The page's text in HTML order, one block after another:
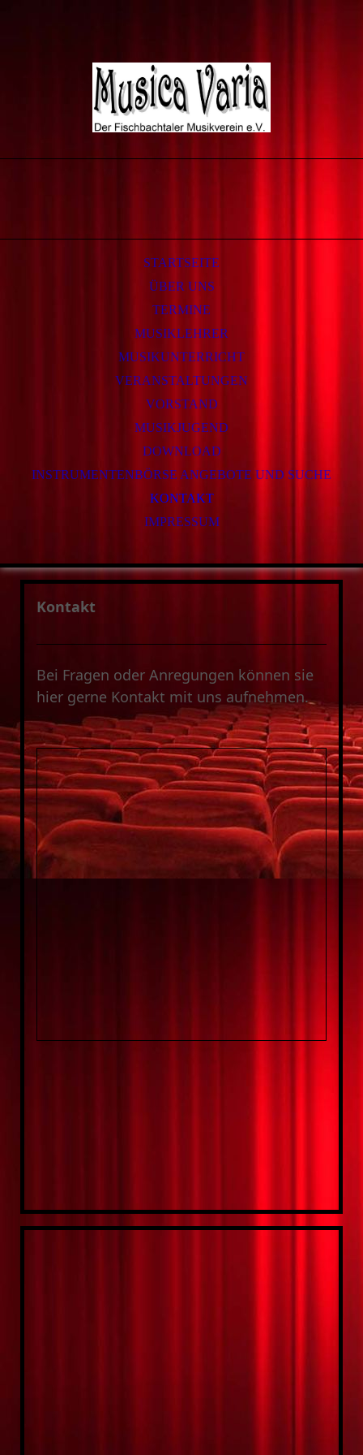
STARTSEITE
ÜBER UNS
TERMINE
MUSIKLEHRER
MUSIKUNTERRICHT
VERANSTALTUNGEN
VORSTAND
MUSIKJUGEND
DOWNLOAD
INSTRUMENTENBÖRSE ANGEBOTE UND SUCHE
KONTAKT
IMPRESSUM
Kontakt
Bei Fragen oder Anregungen können sie
hier gerne Kontakt mit uns aufnehmen.